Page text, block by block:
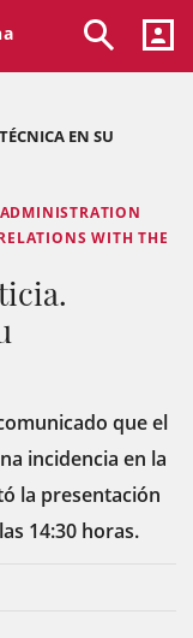
EN SU
WITH THE
que el
incidencia en la
la presentación
14:30 horas.